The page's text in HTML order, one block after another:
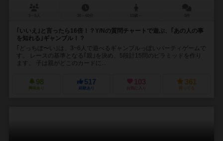
｢いいえ｣と言ったら16倍！？Y/Nの質問チャートで遊ぶ、｢あの人の事
を知れる｣ギャンブル！？
｢どっちぼ〜い｣は、3~6人で遊べるギャンブルっぽいパーティゲームで
す。 レースの基準となる｢親｣を決め、5段計15問のピラミッドを作り
ます。 子は親がどこのカードに...
98
興味あり
517
経験あり
103
お気に入り
361
持ってる